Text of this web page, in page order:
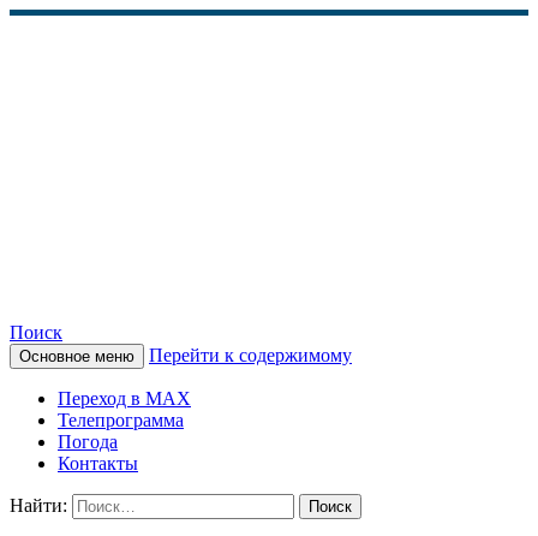
КАМЧАТСКОЕ
ИНФОРМАЦИОННОЕ
АГЕНТСТВО (КИА
«ВЕСТИ»)
Поиск
Основное меню Перейти к содержимому
Переход в MAX
Телепрограмма
Погода
Контакты
Найти: